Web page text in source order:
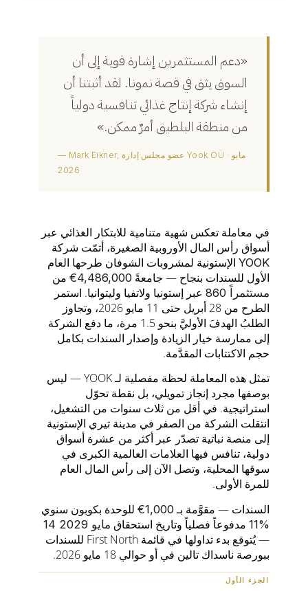
«دعم المستثمرين إشارة قوية إلى أن
السوق يثق في قصة نمونا. لقد أثبتنا أن
إنشاء شركة إنتاج غذائي تنافسية دولياً
من منطقة البلطيق أمرٌ ممكن.»
— Mark Eikner, عضو مجلس إدارة Yook OÜ · مايو
2026
في معاملة تعكس شهية متنامية للابتكار الغذائي عبر
أسواق رأس المال الأوروبية الصغيرة، أتمّت شركة
YOOKالإستونية لمشروبات الشوفان طرحها العام
الأول للسندات بنجاح — جامعةً€4,486,000من
860 مستثمراً
عبر إستونيا ولاتفيا وليتوانيا. استمر
الطرح من 28 أبريل حتى 11 مايو 2026، وتجاوز
الطلبُ الهدفَ الأوليَّ بنحو 1.5 مرة، ما دفع الشركة
إلى ممارسة خيار الزيادة وإصدار السندات بكامل
حجم الاكتتابات المقدَّمة.
تمثل هذه المعاملة لحظة مفصلية لـ YOOK — ليس
بوصفها مجرد إنجاز تمويلي، بل نقطة تحوّل
استراتيجية. في أقل من ثلاث سنوات من التشغيل،
انتقلت الشركة من الصفر في مدينة تيري الإستونية
إلى منصة نباتية تصدّر عبر أكثر من عشرة أسواق
دولية، تنافس فيها العلامات العالمية الكبرى في
سوقها المحلية، وتصل الآن إلى رأس المال العام
للمرة الأولى.
السندات — مقوَّمة بـ €1,000للوحدة بكوبون سنوي
11%مدفوعاً فصلياً وتاريخ استحقاق14 مايو 2029
— يُتوقع بدء تداولها في قائمة First North للسندات
ببورصة ناسداك تالين في أو حوالي 18 مايو 2026.
الجزء الأول